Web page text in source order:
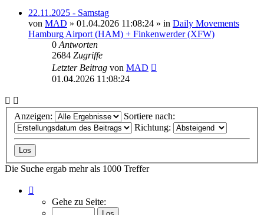
22.11.2025 - Samstag
von MAD » 01.04.2026 11:08:24 » in Daily Movements
Hamburg Airport (HAM) + Finkenwerder (XFW)
0 Antworten
2684 Zugriffe
Letzter Beitrag von MAD
01.04.2026 11:08:24
Anzeigen:
Sortiere nach:
Richtung:
Die Suche ergab mehr als 1000 Treffer
von
Gehe zu Seite: